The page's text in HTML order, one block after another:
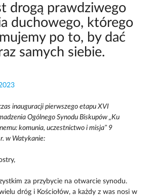
drogą prawdziwego
duchowego, którego
po to, by dać
samych siebie.
inauguracji pierwszego etapu XVI
Ogólnego Synodu Biskupów „Ku
komunia, uczestnictwo i misja” 9
w Watykanie:
za przybycie na otwarcie synodu.
dróg i Kościołów, a każdy z was nosi w